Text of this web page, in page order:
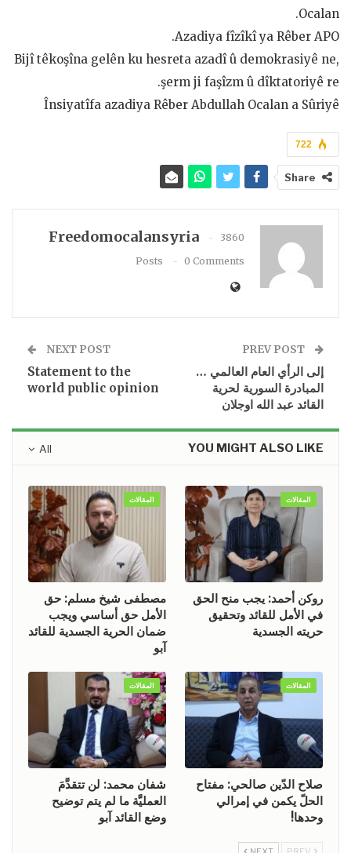
Ocalan.
Azadiya fîzîkî ya Rêber APO.
Bijî têkoşîna gelên ku hesreta azadî û demokrasiyê ne,
şerm ji faşîzm û dîktatoriyê re.
Însiyatîfa azadiya Rêber Abdullah Ocalan a Sûriyê
722
Share
Freedomocalansyria
3860
Posts
0 Comments
إلى الرأي العام العالمي …
المبادرة السورية لحرية
القائد عبد الله اوجلان
NEXT POST
Statement to the
world public opinion
All YOU MIGHT ALSO LIKE
المقالات
روكن أحمد: يجب منح الحق
في الأمل للقائد وتحقيق
حريته الجسدية
المقالات
مصطفى شيخ مسلم: حق
الأمل حق أساسي ويجب
ضمان الحرية الجسدية للقائد
آبو
المقالات
صلاح الدّين صالحي: مفتاح
الحلّ يكمن في إمرالي
وحدها!
المقالات
شفان محمد: لن تتقدَّمَ
العمليَّة ما لم يتم توضيح
وضع القائد آبو